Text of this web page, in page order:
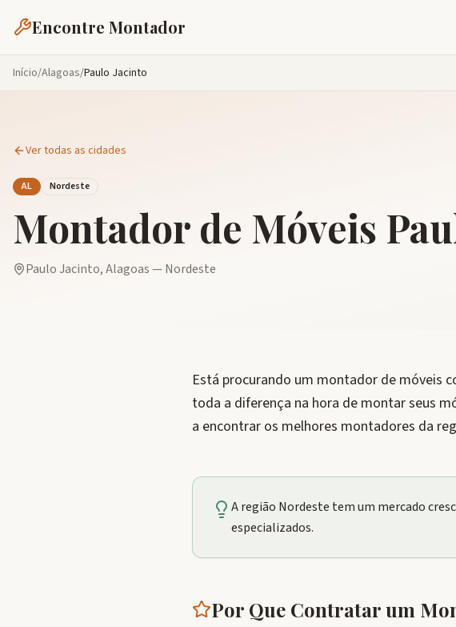
Encontre Montador
Início/Alagoas/Paulo Jacinto
Ver todas as cidades
AL Nordeste
Montador de Móveis
Paulo Jacinto,Alagoas— Nordeste
Está procurando um montador de móveis
toda a diferença na hora de montar seus
a encontrar os melhores montadores da
A região Nordeste tem um mercado
especializados.
Por Que Contratar um